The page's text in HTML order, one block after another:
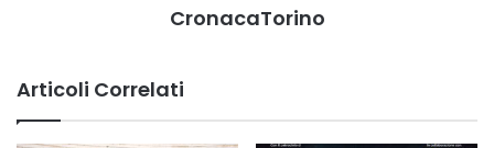
CronacaTorino
Articoli Correlati